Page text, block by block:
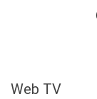
Web TV